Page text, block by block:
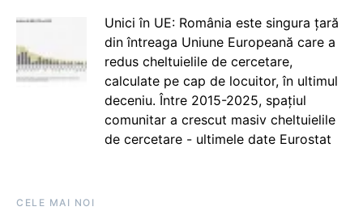
Unici în UE: România este singura țară
din întreaga Uniune Europeană care a
redus cheltuielile de cercetare,
calculate pe cap de locuitor, în ultimul
deceniu. Între 2015-2025, spațiul
comunitar a crescut masiv cheltuielile
de cercetare - ultimele date Eurostat
CELE MAI NOI